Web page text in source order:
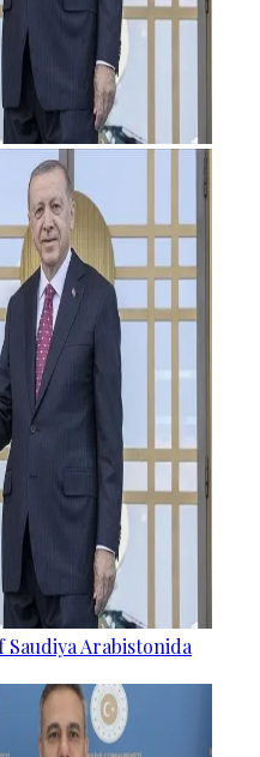
Saudiya Arabistonida